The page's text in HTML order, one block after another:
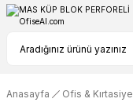
Anasayfa Ofis & Kırtasiye